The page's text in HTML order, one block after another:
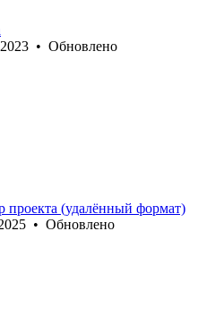
• Обновлено
проекта (удалённый формат)
• Обновлено